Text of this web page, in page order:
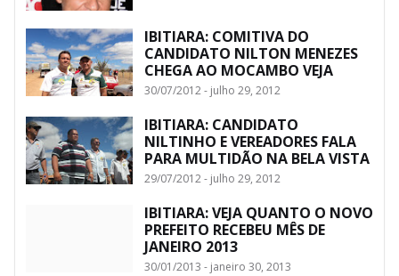
IBITIARA: COMITIVA DO
CANDIDATO NILTON MENEZES
CHEGA AO MOCAMBO VEJA
30/07/2012 - julho 29, 2012
IBITIARA: CANDIDATO
NILTINHO E VEREADORES FALA
PARA MULTIDÃO NA BELA VISTA
29/07/2012 - julho 29, 2012
IBITIARA: VEJA QUANTO O NOVO
PREFEITO RECEBEU MÊS DE
JANEIRO 2013
30/01/2013 - janeiro 30, 2013